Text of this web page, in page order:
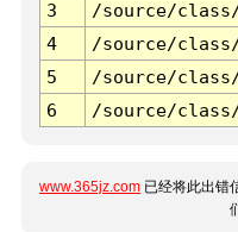
3 /source/
4
/source/
5
/source/
6
/source/
www.365jz.com 已经将此出错